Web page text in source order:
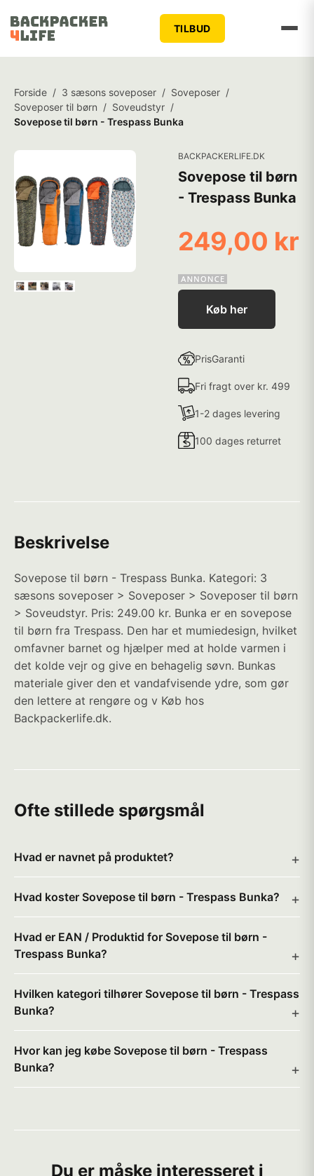
TILBUD
Forside / 3 sæsons soveposer / Soveposer /
Soveposer til børn / Soveudstyr /
Sovepose til børn - Trespass Bunka
BACKPACKERLIFE.DK
Sovepose til børn
- Trespass Bunka
249,00 kr
Køb her
PrisGaranti
Fri fragt over kr. 499
1-2 dages levering
100 dages returret
Beskrivelse
Sovepose til børn - Trespass Bunka. Kategori: 3
sæsons soveposer > Soveposer > Soveposer til børn
> Soveudstyr. Pris: 249.00 kr. Bunka er en sovepose
til børn fra Trespass. Den har et mumiedesign, hvilket
omfavner barnet og hjælper med at holde varmen i
det kolde vejr og give en behagelig søvn. Bunkas
materiale giver den et vandafvisende ydre, som gør
den lettere at rengøre og v Køb hos
Backpackerlife.dk.
Ofte stillede spørgsmål
Hvad er navnet på produktet?
Hvad koster Sovepose til børn - Trespass Bunka?
Hvad er EAN / Produktid for Sovepose til børn -
Trespass Bunka?
Hvilken kategori tilhører Sovepose til børn - Trespass
Bunka?
Hvor kan jeg købe Sovepose til børn - Trespass
Bunka?
Du er måske interesseret i